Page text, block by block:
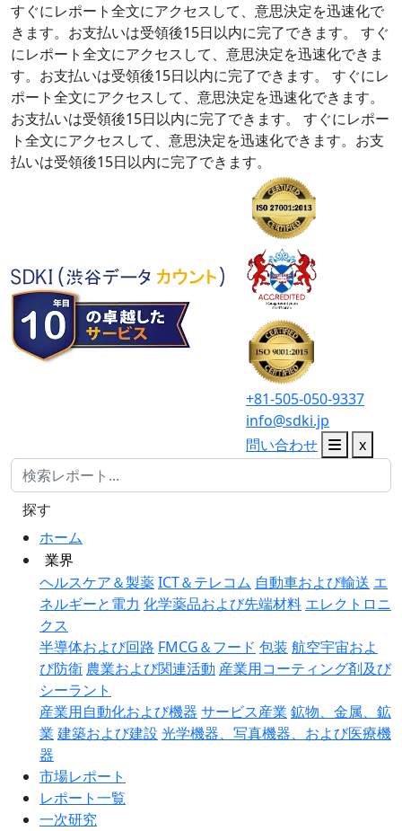
すぐにレポート全文にアクセスして、意思決定を迅速化で
きます。お支払いは受領後15日以内に完了できます。
すぐ
にレポート全文にアクセスして、意思決定を迅速化できま
す。お支払いは受領後15日以内に完了できます。
すぐにレ
ポート全文にアクセスして、意思決定を迅速化できます。
お支払いは受領後15日以内に完了できます。
すぐにレポー
ト全文にアクセスして、意思決定を迅速化できます。お支
払いは受領後15日以内に完了できます。
+81-505-050-9337
info@sdki.jp
問い合わせ
x
ホーム
業界
ヘルスケア＆製薬ICT＆テレコム 自動車および輸送 エ
ネルギーと電力 化学薬品および先端材料 エレクトロニ
クス
半導体および回路 FMCG＆フード 包装 航空宇宙およ
び防衛 農業および関連活動 産業用コーティング剤及び
シーラント
産業用自動化および機器 サービス産業 鉱物、金属、鉱
業 建築および建設 光学機器、写真機器、および医療機
器
市場レポート
レポート一覧
一次研究
探す